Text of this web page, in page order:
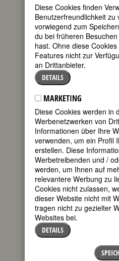
“Johanna Sebus, ein
Mädchen, stürzte
seine Mutter aus den
Jahre 1809 über
Rheins gerettet hatte,
Fluß, um eine Mutter
dem Tode zu
unter.”
Die Mutter und ihre
auch unter. Mehrere
Überschwemmungen
richteten in jener Zeit
viele Menschen
an.
Viel mehr ist über
in Erfahrung zu
entsprach sie ganz
Männerphantasie
Landmädchen”, das
bescheiden, doch
doch?], erhaben und
(Gahlings) “in der
Mutter zur Seite
heranwuchs” und “im
die Erfüllung ihres
Diese Cookies finden
Benutzerfreundlichkeit zu
vorwiegend zum
du bei früheren
hast. Ohne diese
Features nicht zur
an Drittanbieter.
DETAILS
MARKETING
Diese Cookies werden in
Werbenetzwerken von
Informationen über Ihre
verwenden, um ein Profil
erstellen. Diese
Werbetreibenden und /
werden, um Ihnen auf
relevantere Werbung zu
Cookies nicht zulassen,
dieser Website nicht mit
tragen nicht zu gezielter
Websites bei.
DETAILS